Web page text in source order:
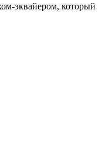
эквайером, который